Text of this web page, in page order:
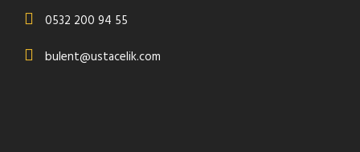
0532 200 94 55
bulent@ustacelik.com